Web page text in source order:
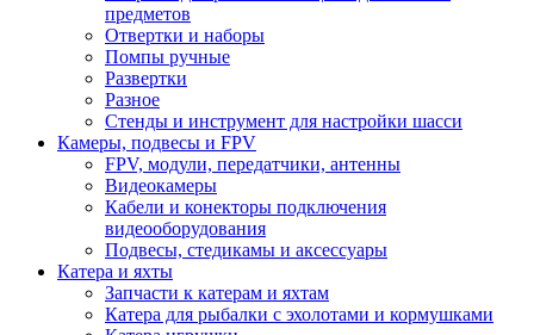
предметов
Отвертки и наборы
Помпы ручные
Развертки
Разное
Стенды и инструмент для настройки шасси
Камеры, подвесы и FPV
FPV, модули, передатчики, антенны
Видеокамеры
Кабели и конекторы подключения
видеооборудования
Подвесы, стедикамы и аксессуары
Катера и яхты
Запчасти к катерам и яхтам
Катера для рыбалки с эхолотами и кормушками